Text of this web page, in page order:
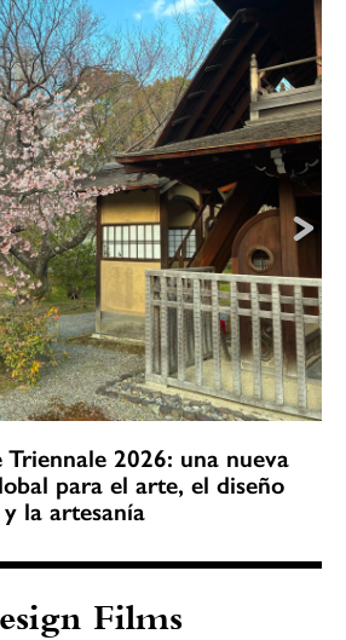
Triennale 2026: una nueva
para el arte, el diseño
y la artesanía
Films